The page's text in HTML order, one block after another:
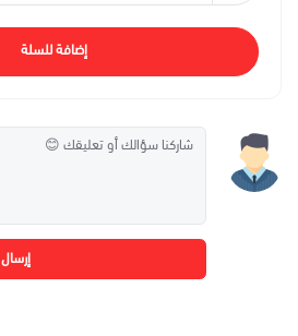
إضافة للسلة
إرسال